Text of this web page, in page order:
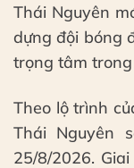
Thái Nguyên
dựng đội bóng
trọng tâm
Theo lộ trình
Thái Nguyên
25/8/2026.